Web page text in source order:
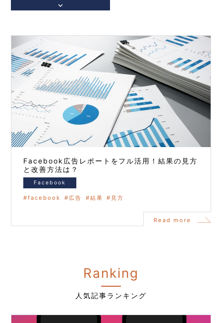
keyboard_arrow_down
Facebook広告レポートをフル活用！結果の見方
と改善方法は？
Facebook
facebook 広告 結果 見方
Read more
Ranking
人気記事ランキング